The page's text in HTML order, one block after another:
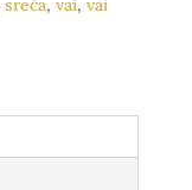
sreća, vai, vai